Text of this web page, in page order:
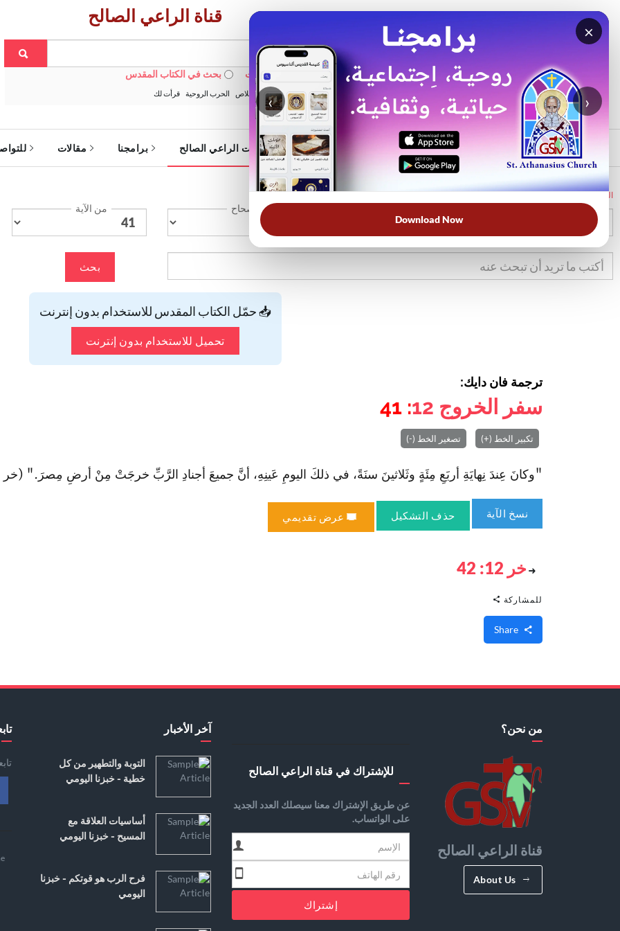
×
‹ ›
Download Now
قناة الراعي الصالح
بحث في الويبسايت بحث في الكتاب المقدس
الأكثر بحثًا: خبزنا اليومي الخلاص الحرب الروحية قرأت لك
الرئيسية خدمات الراعي الصالح برامجنا مقالات
الرئيسية
الإصحاح من الآية
بحث
📥 حمّل الكتاب المقدس للاستخدام بدون إنترنت
تحميل للاستخدام بدون إنترنت
ترجمة فان دايك:
سفر الخروج 12
: 41
تكبير الخط (+) تصغير الخط (-)
"وكانَ عِندَ نِهايَةِ أربَعِ مِئَةٍ وثَلاثينَ سنَةً، في ذلكَ اليومِ عَينِهِ، أنَّ جميعَ أجنادِ الرَّبِّ خرجَتْ مِنْ أرضِ مِصرَ." (خر 12: 41).
نسخ الآية حذف التشكيل عرض تقديمي
خر 12: 42
للمشاركة
من نحن؟
قناة الراعي الصالح
About Us
للإشتراك في قناة الراعي الصالح
عن طريق الإشتراك معنا سيصلك العدد الجديد
على الواتساب.
إشتراك
آخر الأخبار
التوبة والتطهير من كل
خطية - خبزنا اليومي
أساسيات العلاقة مع
المسيح - خبزنا اليومي
فرح الرب هو قوتكم - خبزنا
اليومي